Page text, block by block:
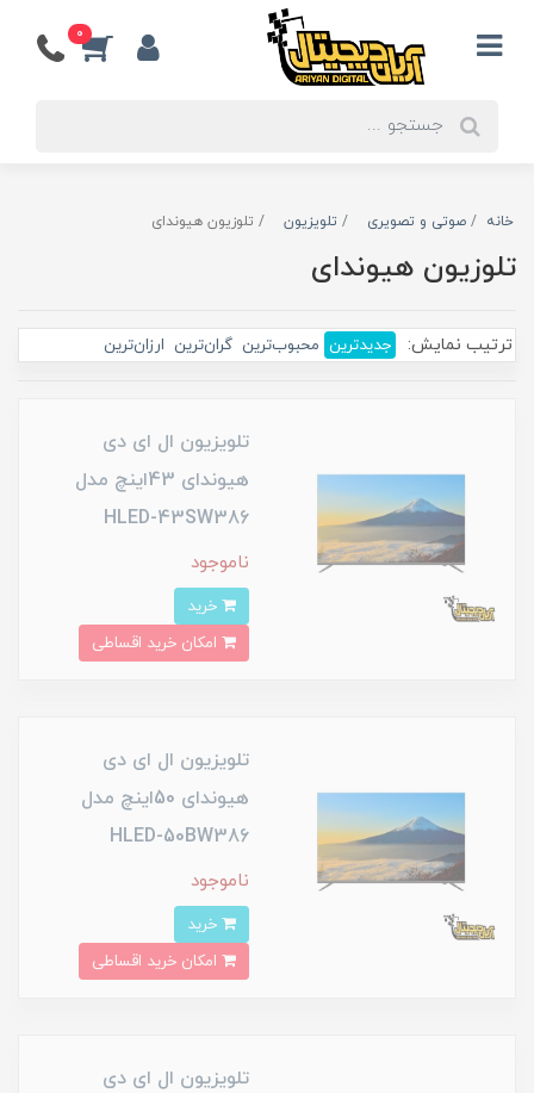
0
خانه صوتی و تصویری تلویزیون تلوزیون هیوندای
تلوزیون هیوندای
ترتیب نمایش: جدیدترین محبوب‌ترین گران‌ترین ارزان‌ترین
تلویزیون ال ای دی
هیوندای 43اینچ مدل
HLED-43SW386
ناموجود
تلویزیون ال ای دی
هیوندای 50اینچ مدل
HLED-50BW386
ناموجود
تلویزیون ال ای دی